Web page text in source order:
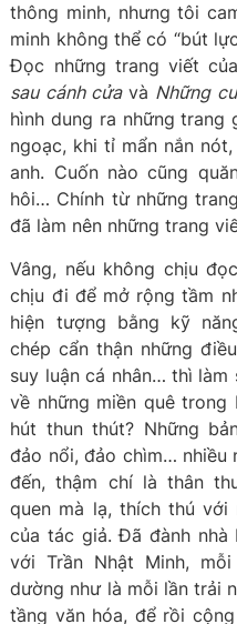
thông minh, nhưng tôi
minh không thể có “bút
Đọc những trang viết
sau cánh cửavà Những
hình dung ra những trang
ngoạc, khi tỉ mẩn nắn
anh. Cuốn nào cũng
hôi… Chính từ những
đã làm nên những trang
Vâng, nếu không chịu
chịu đi để mở rộng tầm
hiện tượng bằng kỹ
chép cẩn thận những
suy luận cá nhân… thì
về những miền quê
hút thun thút? Những
đảo nổi, đảo chìm… nhiều
đến, thậm chí là thân
quen mà lạ, thích thú với
của tác giả. Đã đành
với Trần Nhật Minh,
dường như là mỗi lần trải
tầng văn hóa, để rồi